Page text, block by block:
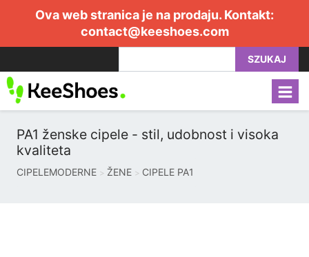
Ova web stranica je na prodaju. Kontakt:
contact@keeshoes.com
SZUKAJ
PA1 ženske cipele - stil, udobnost i visoka
kvaliteta
CIPELEMODERNE ŽENE CIPELE PA1